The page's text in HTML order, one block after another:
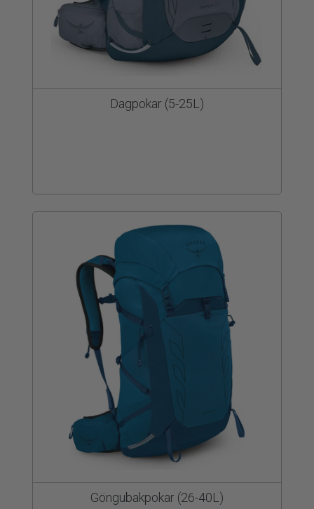
Dagpokar (5-25L)
Göngubakpokar (26-40L)